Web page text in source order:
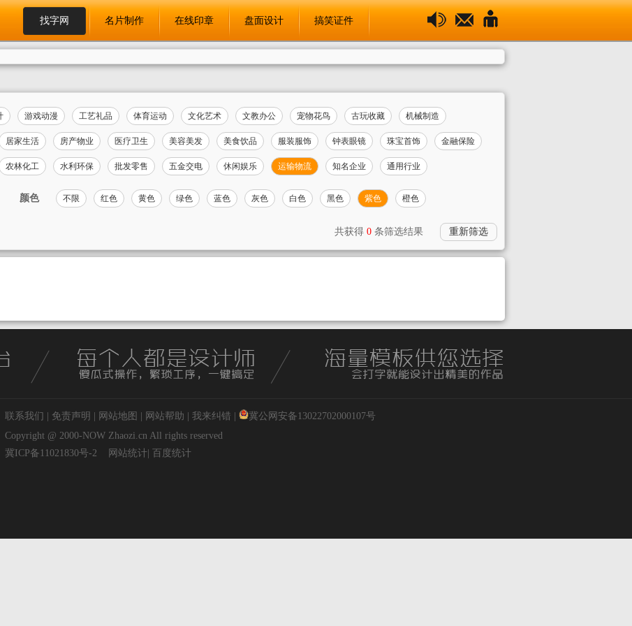
找字网 名片制作 在线印章 盘面设计 搞笑证件
游戏动漫 工艺礼品 体育运动 文化艺术 文教办公 宠物花鸟 古玩收藏 机械制造
居家生活 房产物业 医疗卫生 美容美发 美食饮品 服装服饰 钟表眼镜 珠宝首饰 金融保险
农林化工 水利环保 批发零售 五金交电 休闲娱乐 运输物流 知名企业 通用行业
颜色 不限 红色 黄色 绿色 蓝色 灰色 白色 黑色 紫色 橙色
共获得 0 条筛选结果 重新筛选
联系我们 免责声明 网站地图 网站帮助 我来纠错
冀公网安备13022702000107号
Copyright @ 2000-NOW Zhaozi.cn All rights reserved
冀ICP备11021830号-2
网站统计 百度统计